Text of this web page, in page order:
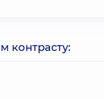
контрасту: